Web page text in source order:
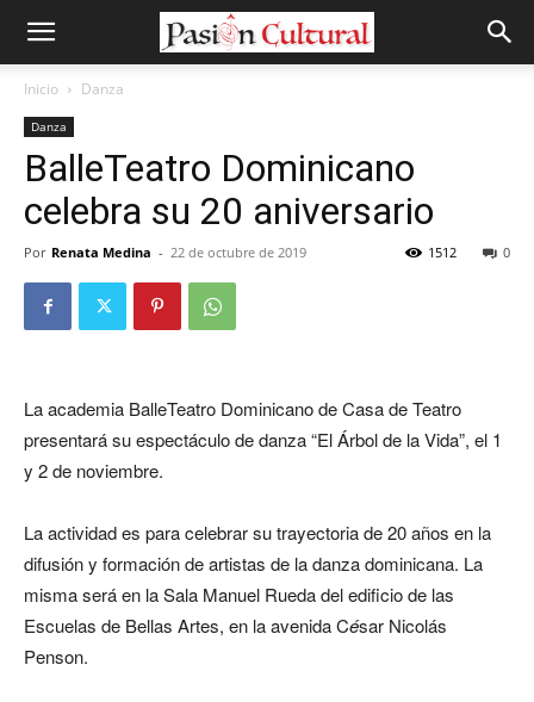
Inicio Danza
Danza
BalleTeatro Dominicano
celebra su 20 aniversario
Por Renata Medina - 22 de octubre de 2019 0
1512
La academia BalleTeatro Dominicano de Casa de Teatro
presentará su espectáculo de danza “El Árbol de la Vida”, el 1
y 2 de noviembre.
La actividad es para celebrar su trayectoria de 20 años en la
difusión y formación de artistas de la danza dominicana. La
misma será en la Sala Manuel Rueda del edificio de las
Escuelas de Bellas Artes, en la avenida César Nicolás
Penson.